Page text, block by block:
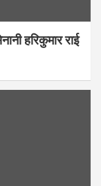
हरिकुमार राई